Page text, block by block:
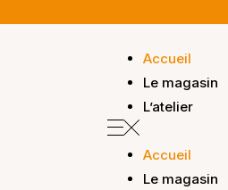
Accueil
Le magasin
L’atelier
Accueil
Le magasin